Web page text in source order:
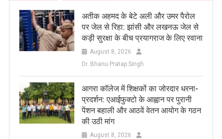
अतीक अहमद के बेटे अली और उमर पैरोल
पर जेल से रिहा: झांसी और लखनऊ जेल से
कड़ी सुरक्षा के बीच प्रयागराज के लिए रवाना
August 8, 2026
Dr. Bhanu Pratap Singh
आगरा कॉलेज में शिक्षकों का जोरदार धरना-
प्रदर्शन: एआईफुक्टो के आह्वान पर पुरानी
पेंशन बहाली और आठवें वेतन आयोग के गठन
की उठी मांग
August 8, 2026